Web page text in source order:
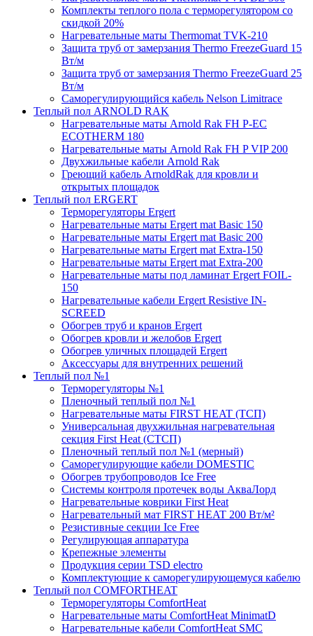
Комплекты теплого пола с терморегулятором со
скидкой 20%
Нагревательные маты Thermomat TVK-210
Защита труб от замерзания Thermo FreezeGuard 15
Вт/м
Защита труб от замерзания Thermo FreezeGuard 25
Вт/м
Саморегулирующийся кабель Nelson Limitrace
Теплый пол ARNOLD RAK
Нагревательные маты Arnold Rak FH P-EC
ECOTHERM 180
Нагревательные маты Arnold Rak FH P VIP 200
Двухжильные кабели Arnold Rak
Греющий кабель ArnoldRak для кровли и
открытых площадок
Теплый пол ERGERT
Терморегуляторы Ergert
Нагревательные маты Ergert mat Basic 150
Нагревательные маты Ergert mat Basic 200
Нагревательные маты Ergert mat Extra-150
Нагревательные маты Ergert mat Extra-200
Нагревательные маты под ламинат Ergert FOIL-
150
Нагревательные кабели Ergert Resistive IN-
SCREED
Обогрев труб и кранов Ergert
Обогрев кровли и желобов Ergert
Обогрев уличных площадей Ergert
Аксессуары для внутренних решений
Теплый пол №1
Терморегуляторы №1
Пленочный теплый пол №1
Нагревательные маты FIRST HEAT (ТСП)
Универсальная двухжильная нагревательная
секция First Heat (СТСП)
Пленочный теплый пол №1 (мерный)
Саморегулирующие кабели DOMESTIC
Обогрев трубопроводов Ice Free
Системы контроля протечек воды АкваЛорд
Нагревательные коврики First Heat
Нагревательный мат FIRST HEAT 200 Вт/м²
Резистивные секции Ice Free
Регулирующая аппаратура
Крепежные элементы
Продукция серии TSD electro
Комплектующие к саморегулирующемуся кабелю
Теплый пол COMFORTHEAT
Терморегуляторы ComfortHeat
Нагревательные маты ComfortHeat MinimatD
Нагревательные кабели ComfortHeat SMC